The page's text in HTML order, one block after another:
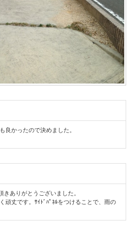
良かったので決めました。
ありがとうございました。
頑丈です。ｻｲﾄﾞﾊﾟﾈﾙをつけることで、雨の